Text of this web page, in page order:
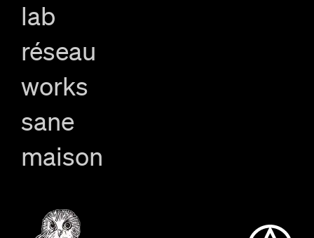
lab
réseau
works
sane
maison